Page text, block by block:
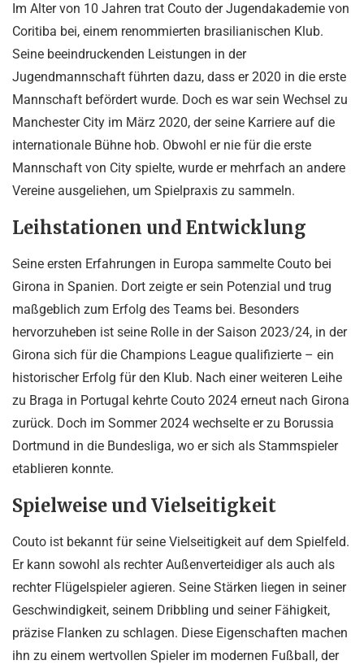
Im Alter von 10 Jahren trat Couto der Jugendakademie von
Coritiba bei, einem renommierten brasilianischen Klub.
Seine beeindruckenden Leistungen in der
Jugendmannschaft führten dazu, dass er 2020 in die erste
Mannschaft befördert wurde. Doch es war sein Wechsel zu
Manchester City im März 2020, der seine Karriere auf die
internationale Bühne hob. Obwohl er nie für die erste
Mannschaft von City spielte, wurde er mehrfach an andere
Vereine ausgeliehen, um Spielpraxis zu sammeln.
Leihstationen und Entwicklung
Seine ersten Erfahrungen in Europa sammelte Couto bei
Girona in Spanien. Dort zeigte er sein Potenzial und trug
maßgeblich zum Erfolg des Teams bei. Besonders
hervorzuheben ist seine Rolle in der Saison 2023/24, in der
Girona sich für die Champions League qualifizierte – ein
historischer Erfolg für den Klub. Nach einer weiteren Leihe
zu Braga in Portugal kehrte Couto 2024 erneut nach Girona
zurück. Doch im Sommer 2024 wechselte er zu Borussia
Dortmund in die Bundesliga, wo er sich als Stammspieler
etablieren konnte.
Spielweise und Vielseitigkeit
Couto ist bekannt für seine Vielseitigkeit auf dem Spielfeld.
Er kann sowohl als rechter Außenverteidiger als auch als
rechter Flügelspieler agieren. Seine Stärken liegen in seiner
Geschwindigkeit, seinem Dribbling und seiner Fähigkeit,
präzise Flanken zu schlagen. Diese Eigenschaften machen
ihn zu einem wertvollen Spieler im modernen Fußball, der